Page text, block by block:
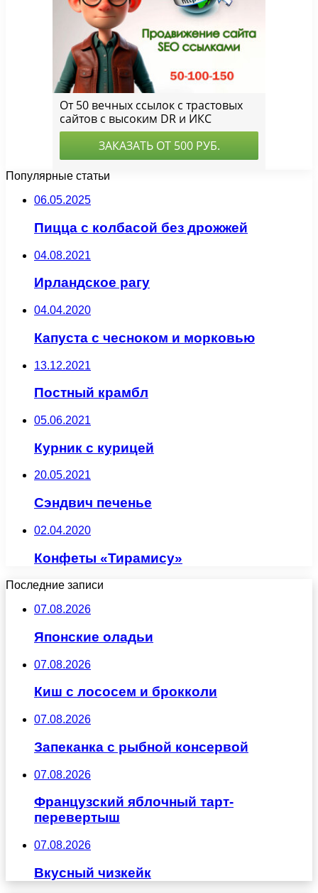
Популярные статьи
06.05.2025
Пицца с колбасой без дрожжей
04.08.2021
Ирландское рагу
04.04.2020
Капуста с чесноком и морковью
13.12.2021
Постный крамбл
05.06.2021
Курник с курицей
20.05.2021
Сэндвич печенье
02.04.2020
Конфеты «Тирамису»
Последние записи
07.08.2026
Японские оладьи
07.08.2026
Киш с лососем и брокколи
07.08.2026
Запеканка с рыбной консервой
07.08.2026
Французский яблочный тарт-
перевертыш
07.08.2026
Вкусный чизкейк